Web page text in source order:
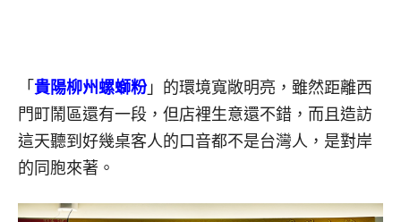
「 貴陽柳州螺螄粉」的環境寬敞明亮，雖然距離西
門町鬧區還有一段，但店裡生意還不錯，而且造訪
這天聽到好幾桌客人的口音都不是台灣人，是對岸
的同胞來著。